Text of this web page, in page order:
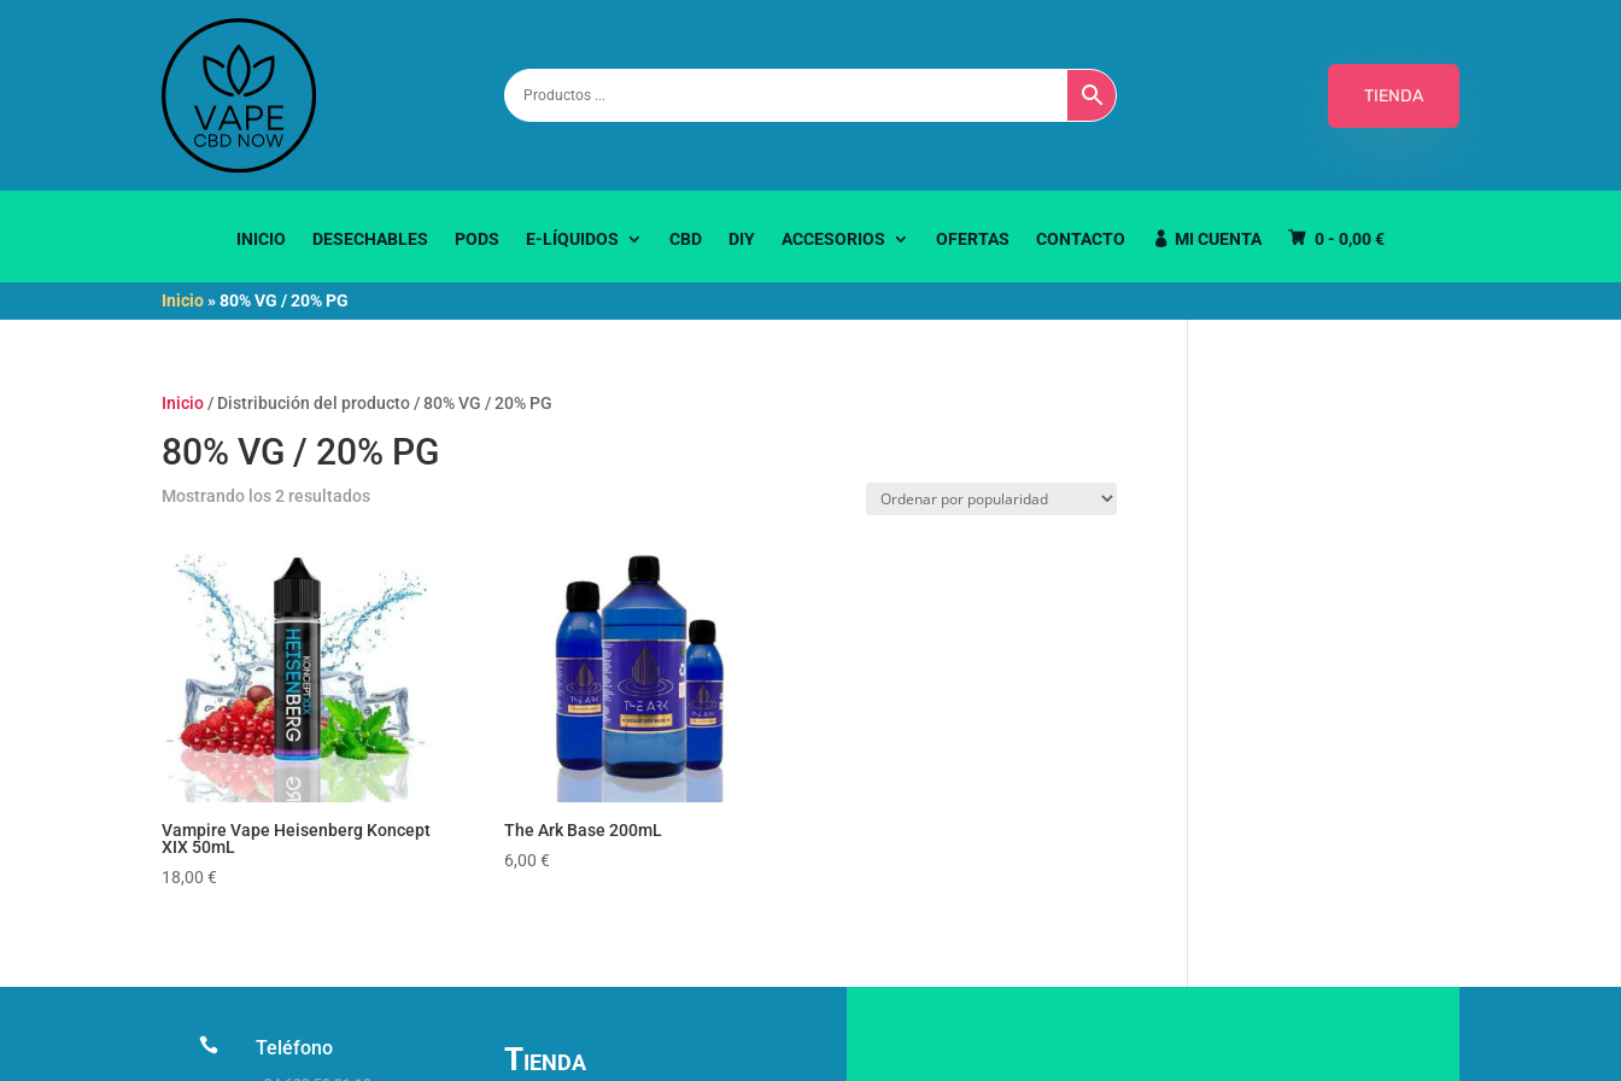
TIENDA
INICIO DESECHABLES PODS E-LÍQUIDOS CBD DIY ACCESORIOS OFERTAS CONTACTO MI CUENTA 0 - 0,00€
Inicio»80% VG / 20% PG
Inicio / Distribución del producto / 80% VG / 20% PG
80% VG / 20% PG
Mostrando los 2 resultadosOrdenado
Vampire Vape Heisenberg Koncept
XIX 50mL
18,00€
The Ark Base 200mL
6,00 €
 Teléfono Tienda